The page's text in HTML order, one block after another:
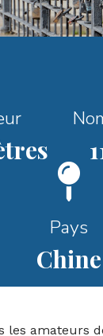
Pays
Chine
les amateurs